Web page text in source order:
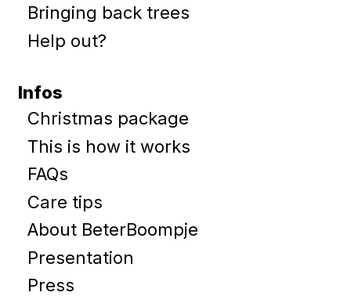
Bringing back trees
Help out?
Infos
Christmas package
This is how it works
FAQs
Care tips
About BeterBoompje
Presentation
Press